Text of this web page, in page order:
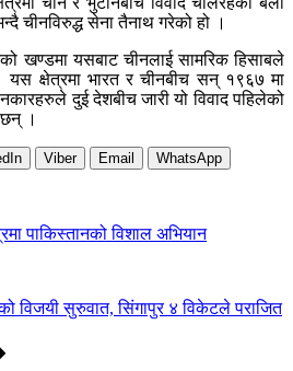
चीनविरुद्ध सेना तैनाथ गरेको हो ।
खण्डमा यसबाट चीनलाई सामरिक हिसाबले
क्षेत्रमा भारत र चीनबीच सन् १९६७ मा
दुई देशबीच जारी यो विवाद पहिलेको
।
Viber Email WhatsApp
पाकिस्तानको विशाल अभियान
विजयी सुरुवात, सिंगापुर ४ विकेटले पराजित